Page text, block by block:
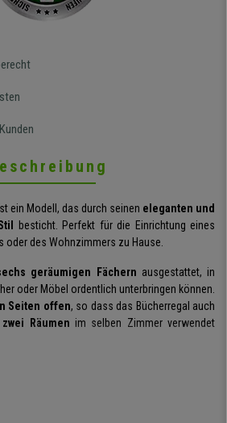
ein Modell, das durch seinen eleganten und
besticht. Perfekt für die Einrichtung eines
oder des Wohnzimmers zu Hause.
geräumigen Fächern ausgestattet, in
oder Möbel ordentlich unterbringen können.
Seiten offen, so dass das Bücherregal auch
Räumen im selben Zimmer verwendet
ist